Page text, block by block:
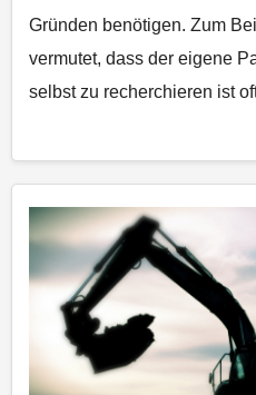
Gründen benötigen. Zum
vermutet, dass der eigene
selbst zu recherchieren ist